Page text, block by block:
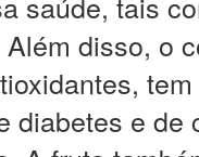
disso, o
diabetes e